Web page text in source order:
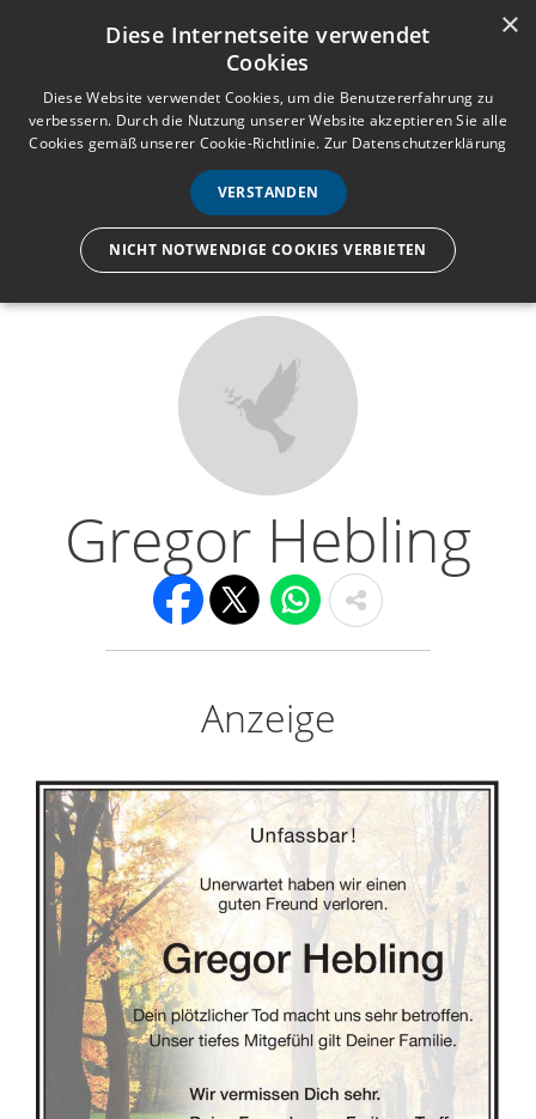
Anmelden Registrieren
e
n
ü
Wir lassen nur die Hand los,
Gregor Hebling
Anzeige
×
Diese Internetseite verwendet
Cookies
Diese Website verwendet Cookies, um die Benutzererfahrung zu
verbessern. Durch die Nutzung unserer Website akzeptieren Sie alle
Cookies gemäß unserer Cookie-Richtlinie. Zur Datenschutzerklärung
VERSTANDEN
NICHT NOTWENDIGE COOKIES VERBIETEN